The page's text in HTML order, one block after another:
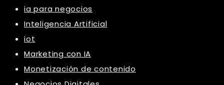
ia para negocios
Inteligencia Artificial
iot
Marketing con IA
Monetización de contenido